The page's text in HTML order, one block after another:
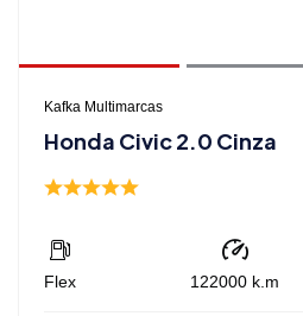
Kafka Multimarcas
Honda Civic 2.0 Cinza
Flex 122000 k.m